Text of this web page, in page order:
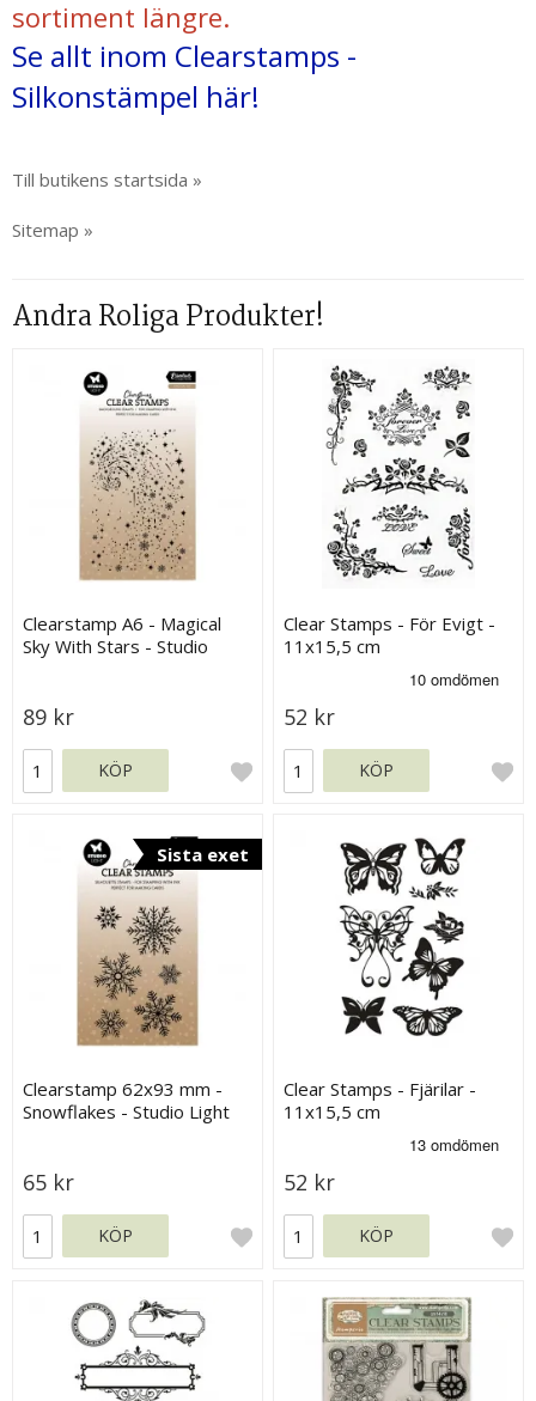
sortiment längre.
Se allt inom Clearstamps -
Silkonstämpel här!
Till butikens startsida »
Sitemap »
Andra Roliga Produkter!
Clearstamp A6 - Magical
Sky With Stars - Studio
89 kr
KÖP
Clear Stamps - För Evigt -
11x15,5 cm
52 kr
KÖP
Sista exet
Clearstamp 62x93 mm -
Snowflakes - Studio Light
65 kr
KÖP
Clear Stamps - Fjärilar -
11x15,5 cm
52 kr
KÖP